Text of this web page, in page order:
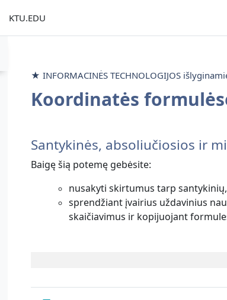
KTU.EDU
★ INFORMACINĖS TECHNOLOGIJOS
Koordinatės
Dalies kontūras
Santykinės, absoliučiosios ir
Baigę šią potemę gebėsite:
nusakyti skirtumus tarp
sprendžiant įvairius uždavinius
skaičiavimus ir kopijuojant